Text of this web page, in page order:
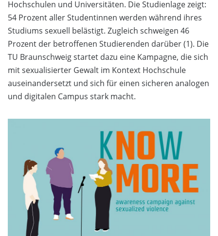
Hochschulen und Universitäten. Die Studienlage zeigt:
54 Prozent aller Studentinnen werden während ihres
Studiums sexuell belästigt. Zugleich schweigen 46
Prozent der betroffenen Studierenden darüber (1). Die
TU Braunschweig startet dazu eine Kampagne, die sich
mit sexualisierter Gewalt im Kontext Hochschule
auseinandersetzt und sich für einen sicheren analogen
und digitalen Campus stark macht.